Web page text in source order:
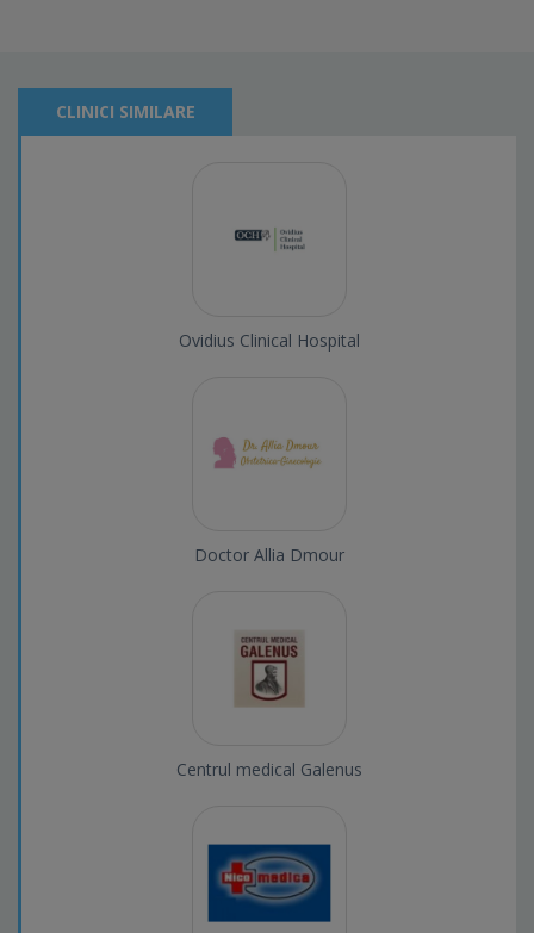
CLINICI SIMILARE
Ovidius Clinical Hospital
Doctor Allia Dmour
Centrul medical Galenus